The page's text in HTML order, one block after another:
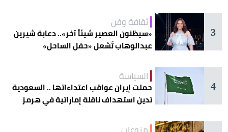
3
ثقافة وفن
«سيظنون العصير شيئاً آخر».. دعابة شيرين
عبدالوهاب تُشعل «حفل الساحل»
4
السياسة
حملت إيران عواقب اعتداءاتها .. السعودية
تدين استهداف ناقلة إماراتية في هرمز